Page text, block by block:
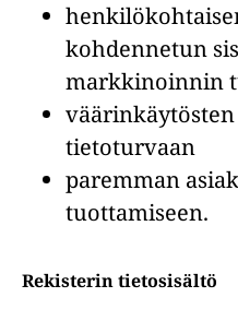
kohdennetun
markkinoinnin
tietoturvaan
paremman
tuottamiseen.
Rekisterin tietosisältö